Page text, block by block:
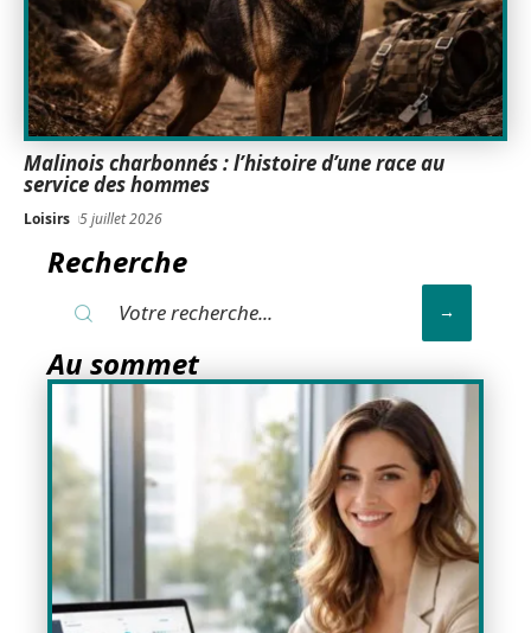
Malinois charbonnés : l’histoire d’une race au
service des hommes
Loisirs 5 juillet 2026
Recherche
Au sommet